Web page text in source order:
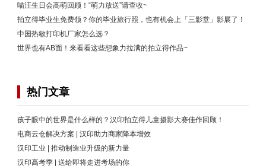
喵汪生日会高萌回顾！“萌力放送”请查收~
拍立得毕业生免费领？你的毕业旅行照，也有机会上「三影堂」影展了！
中国热敏打印机厂家怎么选？
世界也有AB面！来看看这些想象力拉满的拍立得作品~
热门文章
孩子眼中的世界是什么样的？汉印拍立得儿童摄影大赛佳作回顾！
电商云仓解决方案 | 汉印助力商家降本增效
汉印工业 | 推动制造业升级的新力量
汉印高考季 | 送给即将走进考场的你